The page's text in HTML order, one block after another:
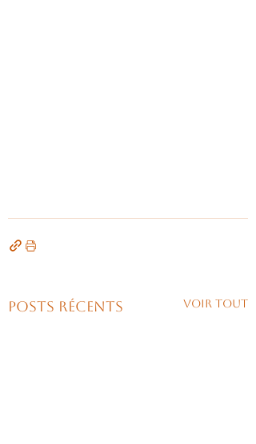
Posts récents Voir tout